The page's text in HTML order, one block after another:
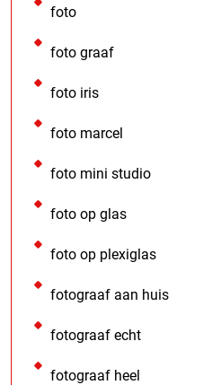
foto
foto graaf
foto iris
foto marcel
foto mini studio
foto op glas
foto op plexiglas
fotograaf aan huis
fotograaf echt
fotograaf heel